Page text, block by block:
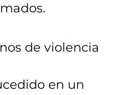
de violencia
en un